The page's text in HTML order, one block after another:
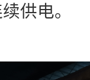
供电。